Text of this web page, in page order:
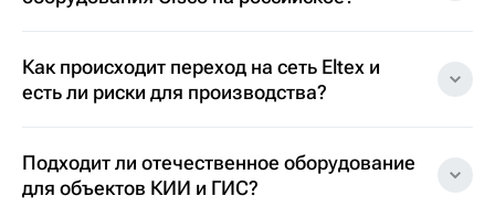
Как происходит переход на сеть Eltex и
есть ли риски для производства?
Подходит ли отечественное оборудование
для объектов КИИ и ГИС?